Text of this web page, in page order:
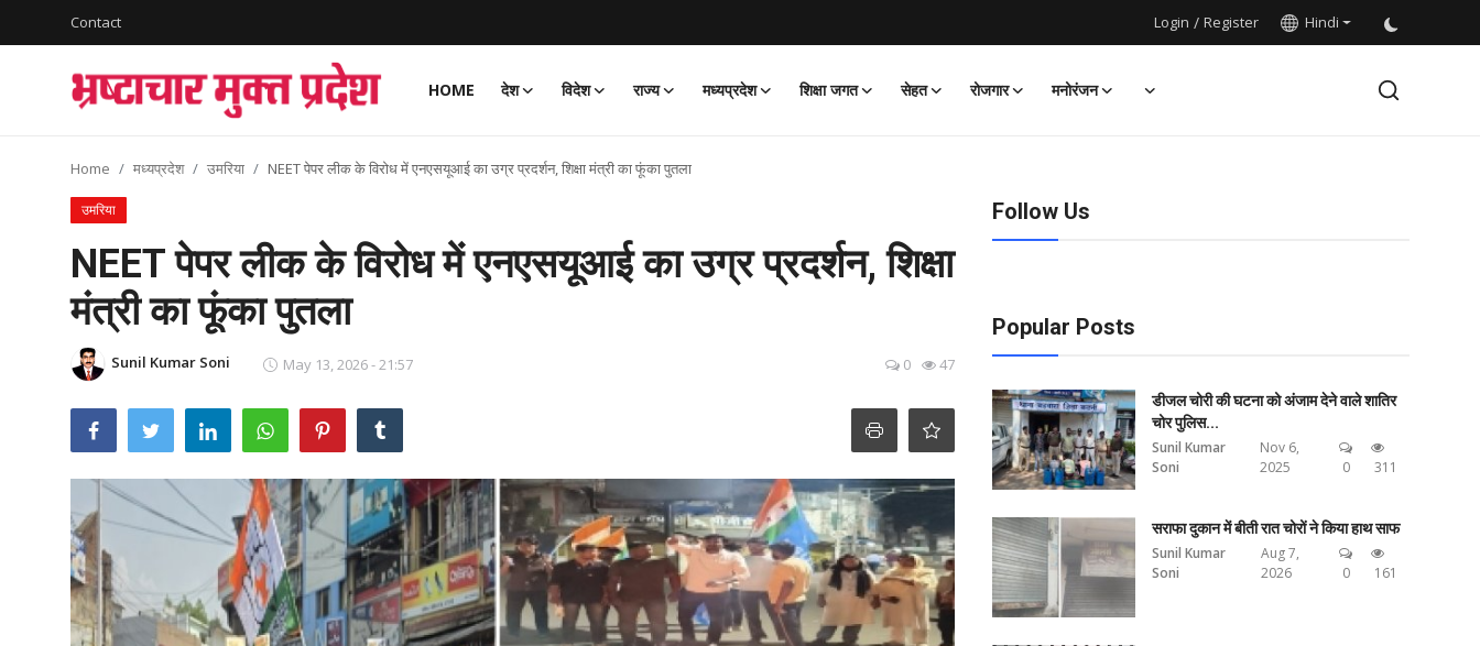
Contact Login / Register Hindi
HOME देश विदेश राज्य मध्यप्रदेश शिक्षा जगत सेहत रोजगार
मनोरंजन
Register
मध्यप्रदेश
Home मध्यप्रदेश उमरिया NEET पेपर लीक के विरोध में एनएसयूआई का उग्र प्रदर्शन, शिक्षा मंत्री का फूंका पुतला
उमरिया
NEET पेपर लीक के विरोध में एनएसयूआई का उग्र प्रदर्शन, शिक्षा
मंत्री का फूंका पुतला
Sunil Kumar Soni May 13, 2026 - 21:57 0 47
Follow Us
Popular Posts
डीजल चोरी की घटना को अंजाम देने वाले शातिर
चोर पुलिस...
Sunil Kumar
Soni
Nov 6,
2025
0 311
सराफा दुकान में बीती रात चोरों ने किया हाथ साफ
Sunil Kumar
Soni
Aug 7,
2026
0 161